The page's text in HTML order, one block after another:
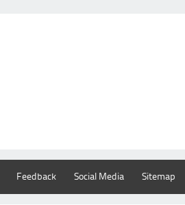
Feedback Social Media Sitemap